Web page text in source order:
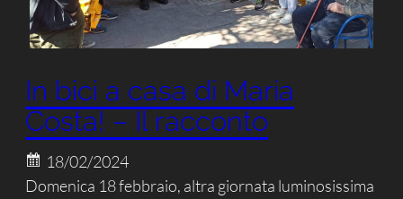
In bici a casa di Maria
Costa! – Il racconto
18/02/2024
Domenica 18 febbraio, altra giornata luminosissima